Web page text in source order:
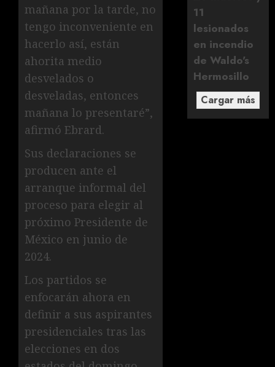
mañana por la tarde, no
tengo inconveniente en
hacerlo así, están
ahorita medio
desvelados o
desveladas, entonces
mañana lo presentaré”,
afirmó Ebrard.
Sus declaraciones se
producen ante el
arranque informal del
proceso para elegir al
próximo Presidente de
México en junio de
2024.
Los partidos se
enfocarán ahora en
definir a sus aspirantes
presidenciales tras las
elecciones en dos
11
lesionados
en incendio
de Waldo's
Hermosillo
Cargar más